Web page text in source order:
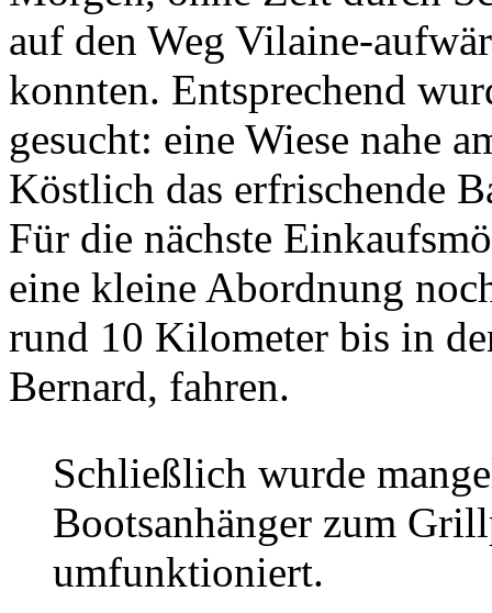
auf den Weg Vilaine-
konnten. Entsprechend
gesucht: eine Wiese nahe
Köstlich das erfrischende
Für die nächste
eine kleine Abordnung
rund 10 Kilometer bis in
Bernard, fahren.
Schließlich wurde
Bootsanhänger zum
umfunktioniert.